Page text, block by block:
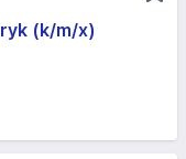
(k/m/x)